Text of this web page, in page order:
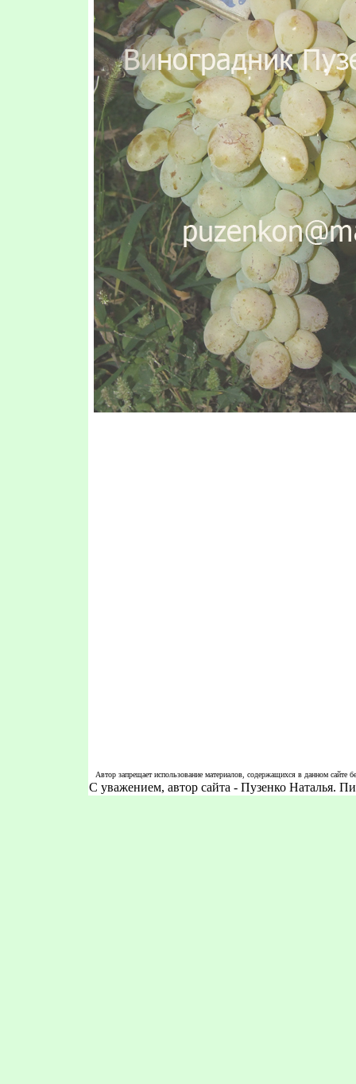
Автор запрещает использование материалов, содержащихся в данном сайте
С уважением, автор сайта - Пузенко Наталья.